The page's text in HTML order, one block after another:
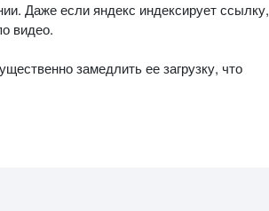
Даже если яндекс индексирует ссылку,
видео.
замедлить ее загрузку, что